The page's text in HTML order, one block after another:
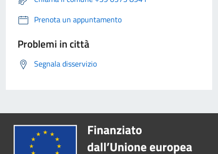
Prenota un appuntamento
Problemi in città
Segnala disservizio